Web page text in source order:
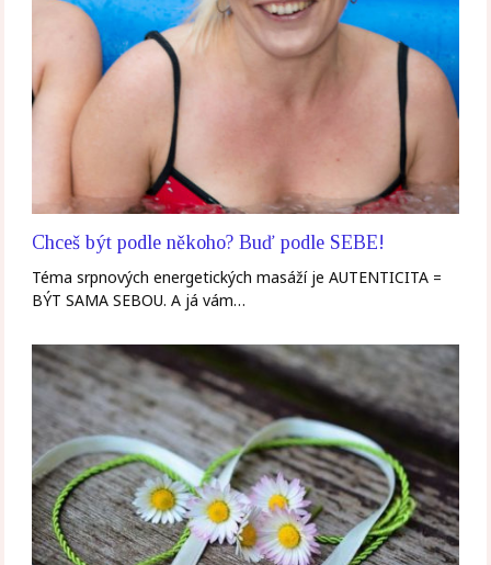
Chceš být podle někoho? Buď podle SEBE!
Téma srpnových energetických masáží je AUTENTICITA =
BÝT SAMA SEBOU. A já vám…